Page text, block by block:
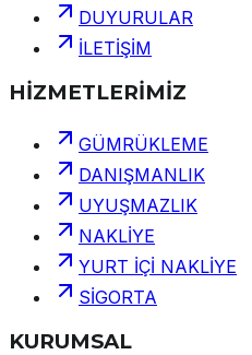
DUYURULAR
İLETİŞİM
HİZMETLERİMİZ
GÜMRÜKLEME
DANIŞMANLIK
UYUŞMAZLIK
NAKLİYE
YURT İÇİ NAKLİYE
SİGORTA
KURUMSAL